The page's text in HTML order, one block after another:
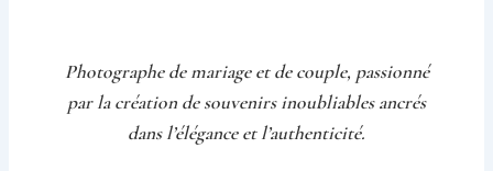
Photographe de mariage et de couple, passionné
par la création de souvenirs inoubliables ancrés
dans l’élégance et l’authenticité.